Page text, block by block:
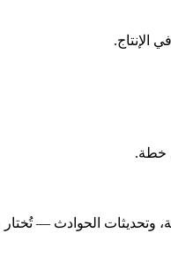
الإنتاج.
وتحديثات الحوادث — تُختار